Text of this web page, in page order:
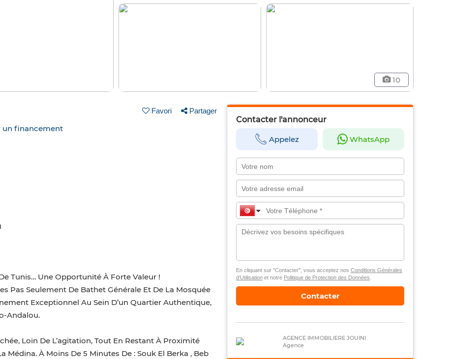
10
Favori Partager
un financement
Tunis… Une Opportunité À Forte Valeur !
Pas Seulement De Bathet Générale Et De La Mosquée
Exceptionnel Au Sein D’un Quartier Authentique,
Andalou.
Loin De L’agitation, Tout En Restant À Proximité
À Moins De 5 Minutes De : Souk El Berka , Beb
Contacter l'annonceur
Appelez WhatsApp
En cliquant sur "Contacter", vous acceptez nos Conditions Générales
d’Utilisationet notre Politique de Protection des Données
Contacter
AGENCE IMMOBILIERE JOUINI
Agence